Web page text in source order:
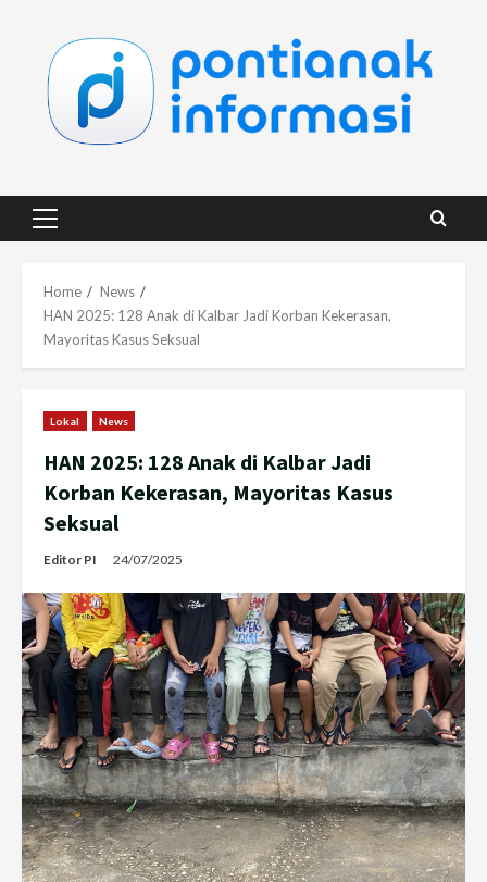
content
Primary
Home
News
HAN 2025: 128 Anak di Kalbar Jadi Korban Kekerasan,
Mayoritas Kasus Seksual
Lokal News
HAN 2025: 128 Anak di Kalbar Jadi
Korban Kekerasan, Mayoritas Kasus
Seksual
Editor PI 24/07/2025